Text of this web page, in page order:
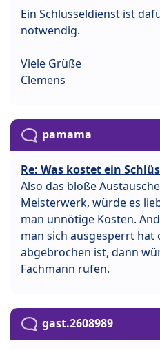
Ein Schlüsseldienst ist
notwendig.
Viele Grüße
Clemens
pamama
Re: Was kostet ein
Also das bloße
Meisterwerk, würde es
man unnötige Kosten.
man sich ausgesperrt hat
abgebrochen ist, dann
Fachmann rufen.
gast.2608989